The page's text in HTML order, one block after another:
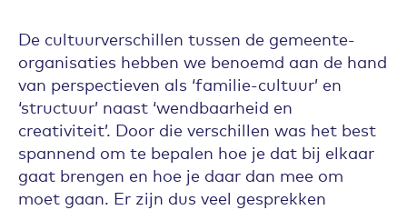
De cultuurverschillen tussen de gemeente-
organisaties hebben we benoemd aan de hand
van perspectieven als ‘familie-cultuur’ en
‘structuur’ naast ‘wendbaarheid en
creativiteit’. Door die verschillen was het best
spannend om te bepalen hoe je dat bij elkaar
gaat brengen en hoe je daar dan mee om
moet gaan. Er zijn dus veel gesprekken